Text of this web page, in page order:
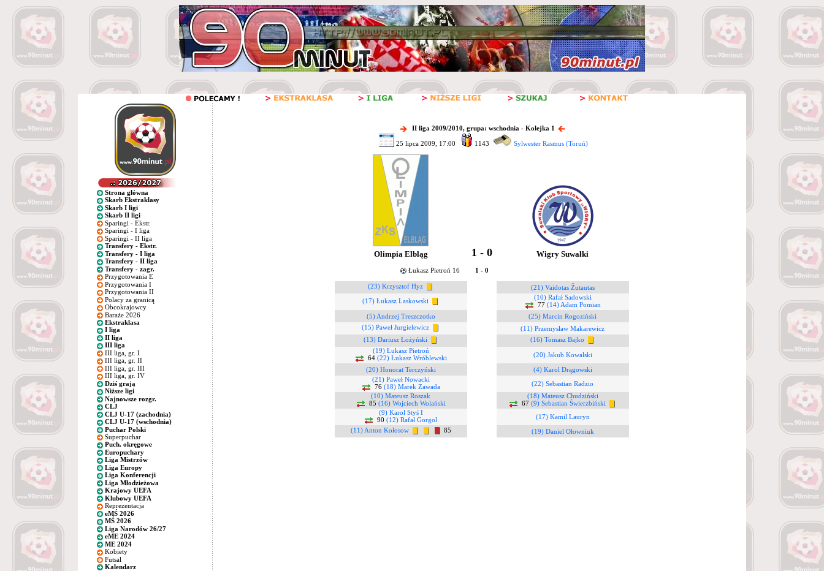
Strona główna
Skarb Ekstraklasy
Skarb I ligi
Skarb II ligi
Sparingi - Ekstr.
Sparingi - I liga
Sparingi - II liga
Transfery - Ekstr.
Transfery - I liga
Transfery - II liga
Transfery - zagr.
Przygotowania E
Przygotowania I
Przygotowania II
Polacy za granicą
Obcokrajowcy
Baraże 2026
Ekstraklasa
I liga
II liga
III liga
III liga, gr. I
III liga, gr. II
III liga, gr. III
III liga, gr. IV
Dziś grają
Niższe ligi
Najnowsze rozgr.
CLJ
CLJ U-17 (zachodnia)
CLJ U-17 (wschodnia)
Puchar Polski
Superpuchar
Puch. okręgowe
Europuchary
Liga Mistrzów
Liga Europy
Liga Konferencji
Liga Młodzieżowa
Krajowy UEFA
Klubowy UEFA
Reprezentacja
eMŚ 2026
MŚ 2026
Liga Narodów 26/27
eME 2024
ME 2024
Kobiety
Futsal
Kalendarz
II liga 2009/2010, grupa: wschodnia - Kolejka 1
25 lipca 2009, 17:00 1143 Sylwester Rasmus (Toruń)
Olimpia Elbląg 1 - 0 Wigry Suwałki
Łukasz Pietroń 16 1 - 0
(23) Krzysztof Hyz
(21) Vaidotas Žutautas
(17) Łukasz Laskowski
(10) Rafał Sadowski
77 (14) Adam Pomian
(5) Andrzej Treszczotko
(25) Marcin Rogoziński
(15) Paweł Jurgielewicz
(11) Przemysław Makarewicz
(13) Dariusz Łożyński
(16) Tomasz Bajko
(19) Łukasz Pietroń
64 (22) Łukasz Wróblewski
(20) Jakub Kowalski
(20) Honorat Terczyński
(4) Karol Drągowski
(21) Paweł Nowacki
76 (18) Marek Zawada
(22) Sebastian Radzio
(10) Mateusz Roszak
85 (16) Wojciech Wolański
(18) Mateusz Chudziński
67 (9) Sebastian Świerzbiński
(9) Karol Styś I
90 (12) Rafał Gorgol
(17) Kamil Lauryn
(11) Anton Kołosow
85 (19) Daniel Ołowniuk